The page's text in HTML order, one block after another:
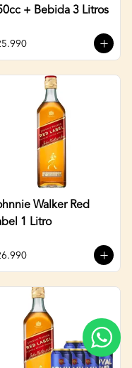
+ Bebida 3 Litros
Walker Red
1 Litro